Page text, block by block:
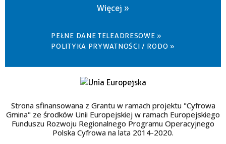
Więcej »
PEŁNE DANE TELEADRESOWE »
POLITYKA PRYWATNOŚCI / RODO »
Strona sfinansowana z Grantu w ramach projektu "Cyfrowa
Gmina" ze środków Unii Europejskiej w ramach Europejskiego
Funduszu Rozwoju Regionalnego Programu Operacyjnego
Polska Cyfrowa na lata 2014-2020.